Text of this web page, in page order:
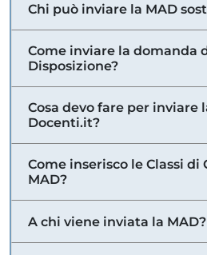
Chi può inviare la MAD
Come inviare la domanda
Disposizione?
Cosa devo fare per inviare
Docenti.it?
Come inserisco le Classi di
MAD?
A chi viene inviata la MAD?